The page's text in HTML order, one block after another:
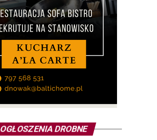
OGŁOSZENIA DROBNE